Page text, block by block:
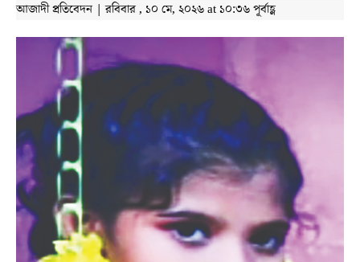
আজাদী প্রতিবেদন | রবিবার , ১০ মে, ২০২৬ at ১০:৩৬ পূর্বাহ্ণ